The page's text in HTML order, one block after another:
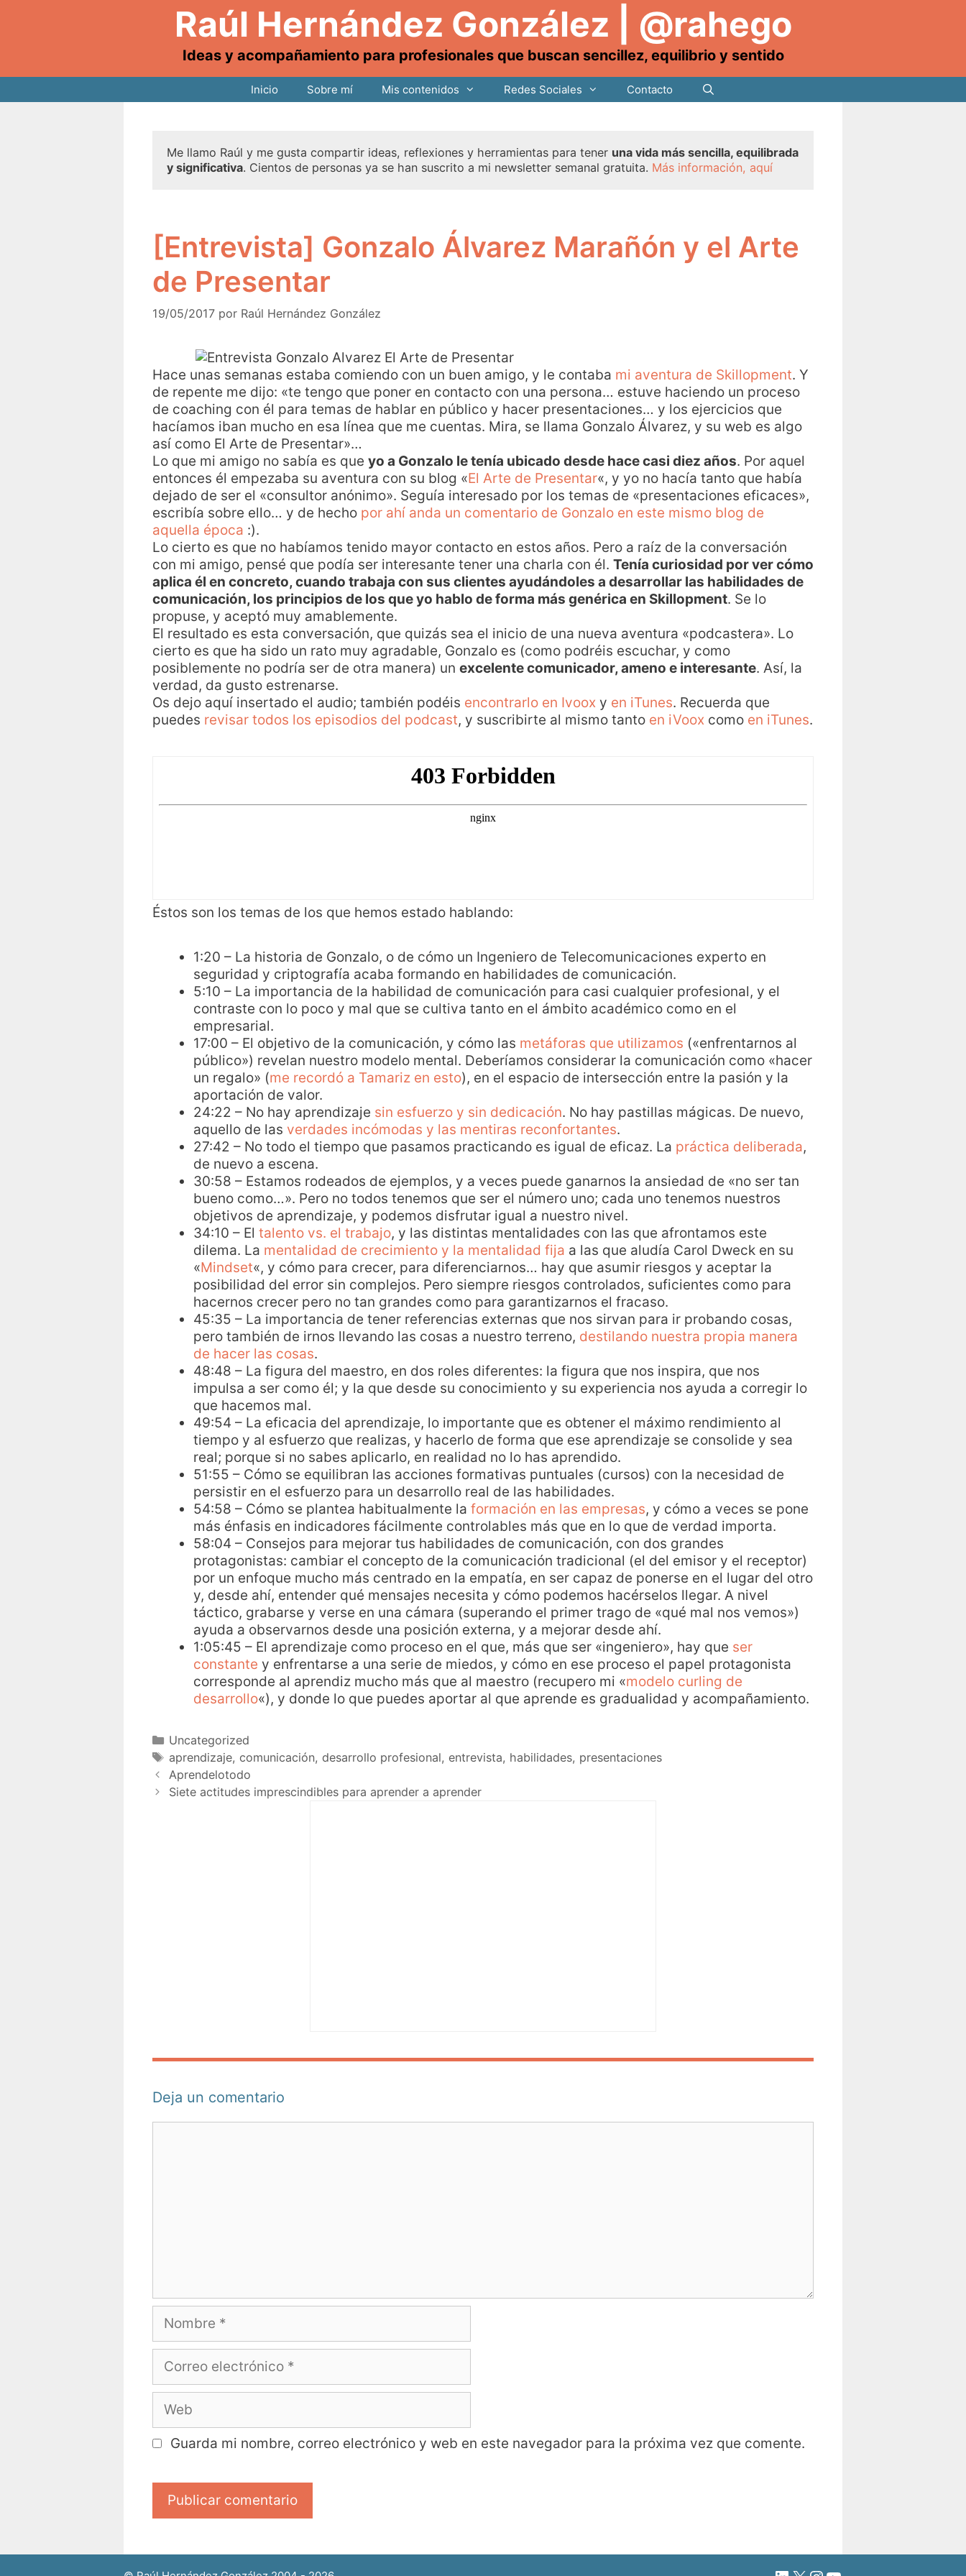
Raúl Hernández González | @rahego
Ideas y acompañamiento para profesionales que buscan sencillez, equilibrio y sentido
Inicio Sobre mí Mis contenidos Redes Sociales Contacto
Me llamo Raúl y me gusta compartir ideas, reflexiones y herramientas para tener una vida más sencilla, equilibrada
y significativa. Cientos de personas ya se han suscrito a mi newsletter semanal gratuita. Más información, aquí
[Entrevista] Gonzalo Álvarez Marañón y el Arte
de Presentar
19/05/2017 por Raúl Hernández González
Hace unas semanas estaba comiendo con un buen amigo, y le contaba mi aventura de Skillopment. Y
de repente me dijo: «te tengo que poner en contacto con una persona… estuve haciendo un proceso
de coaching con él para temas de hablar en público y hacer presentaciones… y los ejercicios que
hacíamos iban mucho en esa línea que me cuentas. Mira, se llama Gonzalo Álvarez, y su web es algo
así como El Arte de Presentar»…
Lo que mi amigo no sabía es que yo a Gonzalo le tenía ubicado desde hace casi diez años. Por aquel
entonces él empezaba su aventura con su blog «El Arte de Presentar«, y yo no hacía tanto que había
dejado de ser el «consultor anónimo». Seguía interesado por los temas de «presentaciones eficaces»,
escribía sobre ello… y de hecho por ahí anda un comentario de Gonzalo en este mismo blog de
aquella época :).
Lo cierto es que no habíamos tenido mayor contacto en estos años. Pero a raíz de la conversación
con mi amigo, pensé que podía ser interesante tener una charla con él. Tenía curiosidad por ver cómo
aplica él en concreto, cuando trabaja con sus clientes ayudándoles a desarrollar las habilidades de
comunicación, los principios de los que yo hablo de forma más genérica en Skillopment. Se lo
propuse, y aceptó muy amablemente.
El resultado es esta conversación, que quizás sea el inicio de una nueva aventura «podcastera». Lo
cierto es que ha sido un rato muy agradable, Gonzalo es (como podréis escuchar, y como
posiblemente no podría ser de otra manera) un excelente comunicador, ameno e interesante. Así, la
verdad, da gusto estrenarse.
Os dejo aquí insertado el audio; también podéis encontrarlo en Ivoox y en iTunes. Recuerda que
puedes revisar todos los episodios del podcast, y suscribirte al mismo tanto en iVoox como en iTunes.
Éstos son los temas de los que hemos estado hablando:
1:20 – La historia de Gonzalo, o de cómo un Ingeniero de Telecomunicaciones experto en
seguridad y criptografía acaba formando en habilidades de comunicación.
5:10 – La importancia de la habilidad de comunicación para casi cualquier profesional, y el
contraste con lo poco y mal que se cultiva tanto en el ámbito académico como en el
empresarial.
17:00 – El objetivo de la comunicación, y cómo las metáforas que utilizamos («enfrentarnos al
público») revelan nuestro modelo mental. Deberíamos considerar la comunicación como «hacer
un regalo» (me recordó a Tamariz en esto), en el espacio de intersección entre la pasión y la
aportación de valor.
24:22 – No hay aprendizaje sin esfuerzo y sin dedicación. No hay pastillas mágicas. De nuevo,
aquello de las verdades incómodas y las mentiras reconfortantes.
27:42 – No todo el tiempo que pasamos practicando es igual de eficaz. La práctica deliberada,
de nuevo a escena.
30:58 – Estamos rodeados de ejemplos, y a veces puede ganarnos la ansiedad de «no ser tan
bueno como…». Pero no todos tenemos que ser el número uno; cada uno tenemos nuestros
objetivos de aprendizaje, y podemos disfrutar igual a nuestro nivel.
34:10 – El talento vs. el trabajo, y las distintas mentalidades con las que afrontamos este
dilema. La mentalidad de crecimiento y la mentalidad fija a las que aludía Carol Dweck en su
«Mindset«, y cómo para crecer, para diferenciarnos… hay que asumir riesgos y aceptar la
posibilidad del error sin complejos. Pero siempre riesgos controlados, suficientes como para
hacernos crecer pero no tan grandes como para garantizarnos el fracaso.
45:35 – La importancia de tener referencias externas que nos sirvan para ir probando cosas,
pero también de irnos llevando las cosas a nuestro terreno, destilando nuestra propia manera
de hacer las cosas.
48:48 – La figura del maestro, en dos roles diferentes: la figura que nos inspira, que nos
impulsa a ser como él; y la que desde su conocimiento y su experiencia nos ayuda a corregir lo
que hacemos mal.
49:54 – La eficacia del aprendizaje, lo importante que es obtener el máximo rendimiento al
tiempo y al esfuerzo que realizas, y hacerlo de forma que ese aprendizaje se consolide y sea
real; porque si no sabes aplicarlo, en realidad no lo has aprendido.
51:55 – Cómo se equilibran las acciones formativas puntuales (cursos) con la necesidad de
persistir en el esfuerzo para un desarrollo real de las habilidades.
54:58 – Cómo se plantea habitualmente la formación en las empresas, y cómo a veces se pone
más énfasis en indicadores fácilmente controlables más que en lo que de verdad importa.
58:04 – Consejos para mejorar tus habilidades de comunicación, con dos grandes
protagonistas: cambiar el concepto de la comunicación tradicional (el del emisor y el receptor)
por un enfoque mucho más centrado en la empatía, en ser capaz de ponerse en el lugar del otro
y, desde ahí, entender qué mensajes necesita y cómo podemos hacérselos llegar. A nivel
táctico, grabarse y verse en una cámara (superando el primer trago de «qué mal nos vemos»)
ayuda a observarnos desde una posición externa, y a mejorar desde ahí.
1:05:45 – El aprendizaje como proceso en el que, más que ser «ingeniero», hay que ser
constante y enfrentarse a una serie de miedos, y cómo en ese proceso el papel protagonista
corresponde al aprendiz mucho más que al maestro (recupero mi «modelo curling de
desarrollo«), y donde lo que puedes aportar al que aprende es gradualidad y acompañamiento.
Uncategorized
aprendizaje, comunicación, desarrollo profesional, entrevista, habilidades, presentaciones
Aprendelotodo
Siete actitudes imprescindibles para aprender a aprender
Deja un comentario
Guarda mi nombre, correo electrónico y web en este navegador para la próxima vez que comente.